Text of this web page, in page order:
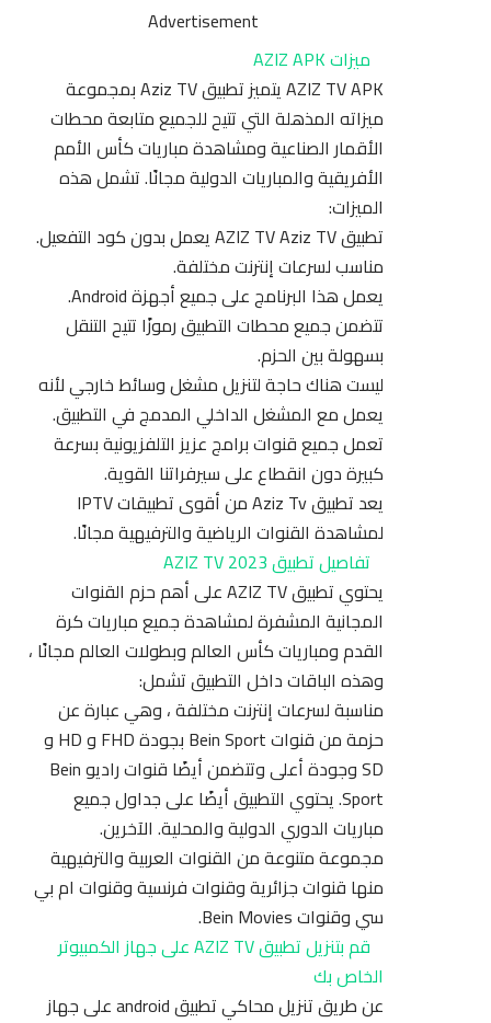
Advertisement
ميزات AZIZ APK
AZIZ TV APK يتميز تطبيق Aziz TV بمجموعة
ميزاته المذهلة التي تتيح للجميع متابعة محطات
الأقمار الصناعية ومشاهدة مباريات كأس الأمم
الأفريقية والمباريات الدولية مجانًا. تشمل هذه
الميزات:
تطبيق AZIZ TV Aziz TV يعمل بدون كود التفعيل.
مناسب لسرعات إنترنت مختلفة.
يعمل هذا البرنامج على جميع أجهزة Android.
تتضمن جميع محطات التطبيق رموزًا تتيح التنقل
بسهولة بين الحزم.
ليست هناك حاجة لتنزيل مشغل وسائط خارجي لأنه
يعمل مع المشغل الداخلي المدمج في التطبيق.
تعمل جميع قنوات برامج عزيز التلفزيونية بسرعة
كبيرة دون انقطاع على سيرفراتنا القوية.
يعد تطبيق Aziz Tv من أقوى تطبيقات IPTV
لمشاهدة القنوات الرياضية والترفيهية مجانًا.
تفاصيل تطبيق AZIZ TV 2023
يحتوي تطبيق AZIZ TV على أهم حزم القنوات
المجانية المشفرة لمشاهدة جميع مباريات كرة
القدم ومباريات كأس العالم وبطولات العالم مجانًا ،
وهذه الباقات داخل التطبيق تشمل:
مناسبة لسرعات إنترنت مختلفة ، وهي عبارة عن
حزمة من قنوات Bein Sport بجودة FHD و HD و
SD وجودة أعلى وتتضمن أيضًا قنوات راديو Bein
Sport. يحتوي التطبيق أيضًا على جداول جميع
مباريات الدوري الدولية والمحلية. الآخرين.
مجموعة متنوعة من القنوات العربية والترفيهية
منها قنوات جزائرية وقنوات فرنسية وقنوات ام بي
سي وقنوات Bein Movies.
قم بتنزيل تطبيق AZIZ TV على جهاز الكمبيوتر
الخاص بك
عن طريق تنزيل محاكي تطبيق android على جهاز